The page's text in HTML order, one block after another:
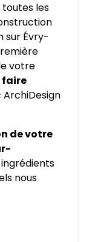
toutes les
sur Évry-
votre
faire
ArchiDesign
de votre
nous